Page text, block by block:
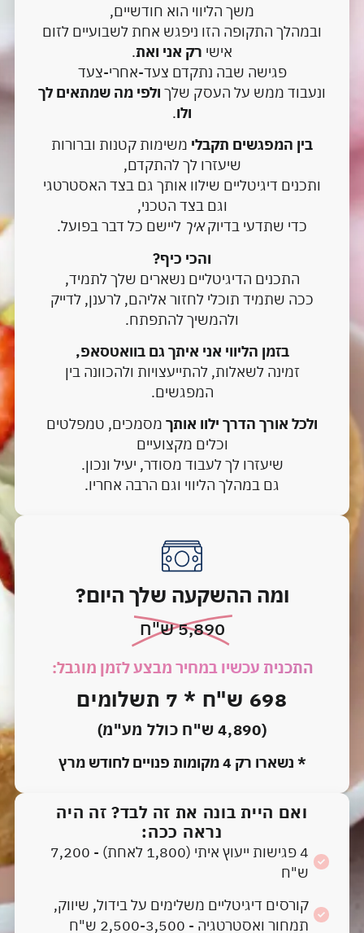
משך הליווי הוא חודשיים,
ובמהלך התקופה הזו ניפגש אחת לשבועיים לזום
אישי רק אני ואת.
פגישה שבה נתקדם צעד-אחרי-צעד
ונעבוד ממש על העסק שלך ולפי מה שמתאים לך
ולו.
בין המפגשים תקבלי משימות קטנות וברורות
שיעזרו לך להתקדם,
ותכנים דיגיטליים שילוו אותך גם בצד האסטרטגי
וגם בצד הטכני,
כדי שתדעי בדיוקאיך ליישם כל דבר בפועל.
והכי כיף?
התכנים הדיגיטליים נשארים שלך לתמיד,
ככה שתמיד תוכלי לחזור אליהם, לרענן, לדייק
ולהמשיך להתפתח.
בזמן הליווי אני איתך גם בוואטסאפ,
זמינה לשאלות, להתייעצויות ולהכוונה בין
המפגשים.
ולכל אורך הדרך ילוו אותך מסמכים, טמפלטים
וכלים מקצועיים
שיעזרו לך לעבוד מסודר, יעיל ונכון.
גם במהלך הליווי וגם הרבה אחריו.
ומה ההשקעה שלך היום?
5,890 ש"ח
התכנית עכשיו במחיר מבצע לזמן מוגבל:
698 ש"ח * 7 תשלומים
(4,890 ש"ח כולל מע"מ)
* נשארו רק 4 מקומות פנויים לחודש מרץ
ואם היית בונה את זה לבד? זה היה
נראה ככה:
4 פגישות ייעוץ איתי (1,800 לאחת) - 7,200
ש"ח
קורסים דיגיטליים משלימים על בידול, שיווק,
תמחור ואסטרטגיה - 2,500-3,500 ש"ח